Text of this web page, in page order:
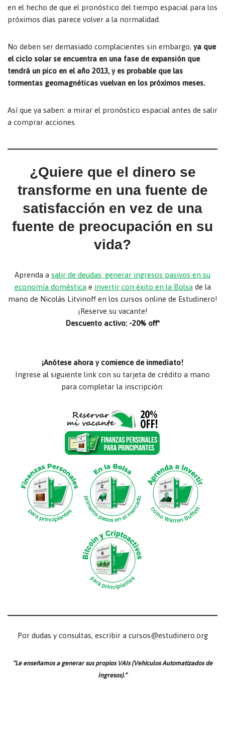
en el hecho de que el pronóstico del tiempo espacial para los
próximos días parece volver a la normalidad.
No deben ser demasiado complacientes sin embargo, ya que
el ciclo solar se encuentra en una fase de expansión que
tendrá un pico en el año 2013, y es probable que las
tormentas geomagnéticas vuelvan en los próximos meses.
Así que ya saben: a mirar el pronóstico espacial antes de salir
a comprar acciones.
¿Quiere que el dinero se
transforme en una fuente de
satisfacción en vez de una
fuente de preocupación en su
vida?
Aprenda a salir de deudas, generar ingresos pasivos en su
economía doméstica e invertir con éxito en la Bolsa de la
mano de Nicolás Litvinoff en los cursos online de Estudinero!
¡Reserve su vacante!
Descuento activo: -20% off*
¡Anótese ahora y comience de inmediato!
Ingrese al siguiente link con su tarjeta de crédito a mano
para completar la inscripción:
Por dudas y consultas, escribir a cursos@estudinero.org
“Le enseñamos a generar sus propios VAIs (Vehículos Automatizados de
Ingresos).”